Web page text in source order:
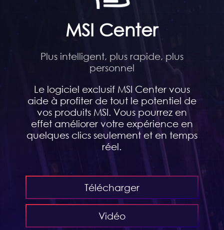
MSI Center
Plus intelligent, plus rapide, plus
personnel
Le logiciel exclusif MSI Center vous
aide à profiter de tout le potentiel de
vos produits MSI. Vous pourrez en
effet améliorer votre expérience en
quelques clics seulement et en temps
réel.
Télécharger
Vidéo